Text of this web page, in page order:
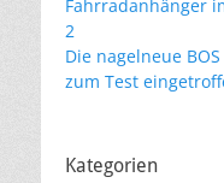
Fahrradanhänger
2
Die nagelneue
zum Test
Kategorien